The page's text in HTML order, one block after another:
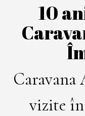
10
vizite